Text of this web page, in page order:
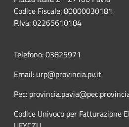
Codice Fiscale: 80000030181
P.Iva: 02265610184
Telefono: 03825971
Email: urp@provincia.pv.it
Pec:
Codice Univoco per Fatturazione